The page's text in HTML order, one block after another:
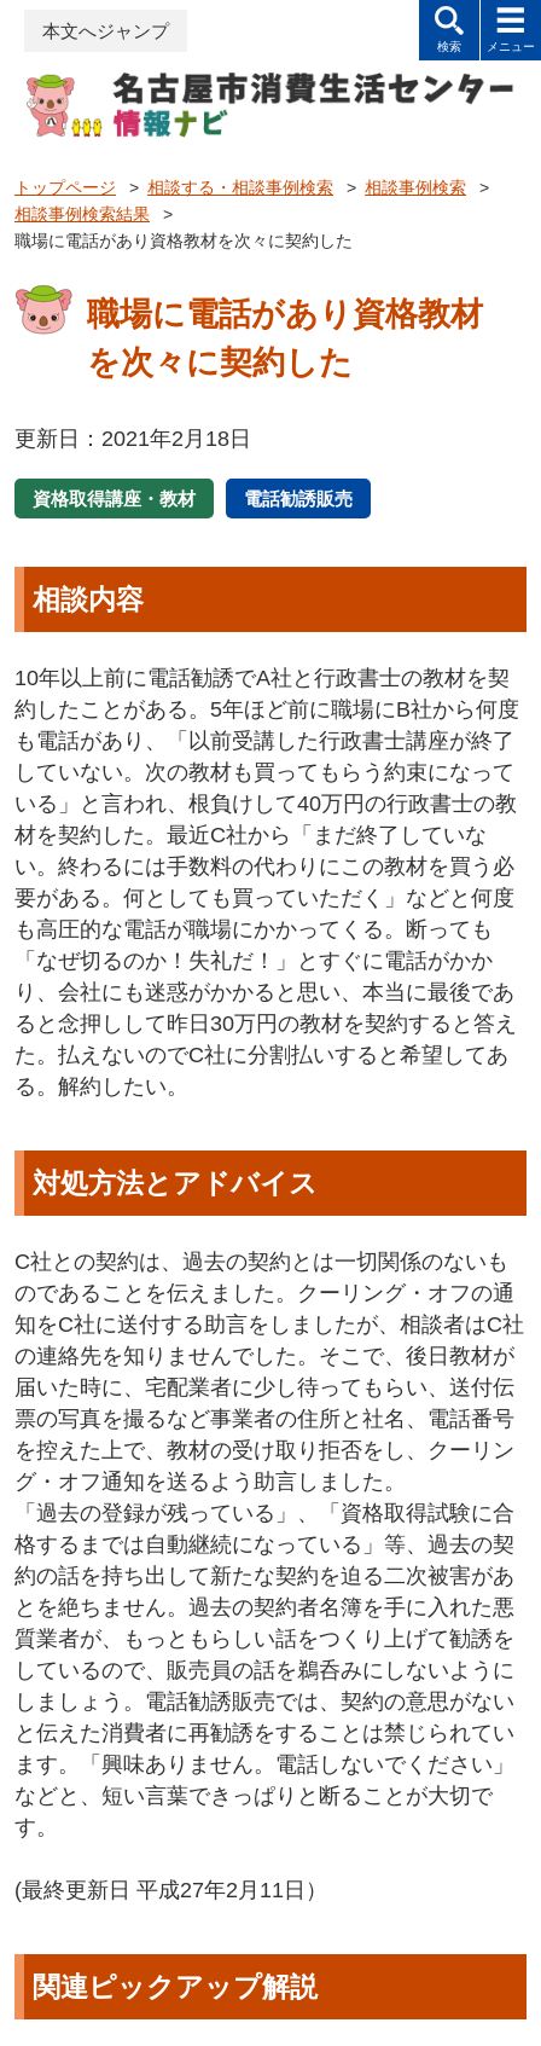
本文へジャンプ
トップページ > 相談する・相談事例検索 > 相談事例検索
>
相談事例検索結果
>
職場に電話があり資格教材を次々に契約した
職場に電話があり資格教材
を次々に契約した
更新日：2021年2月18日
資格取得講座・教材 電話勧誘販売
相談内容
10年以上前に電話勧誘でA社と行政書士の教材を契
約したことがある。5年ほど前に職場にB社から何度
も電話があり、「以前受講した行政書士講座が終了
していない。次の教材も買ってもらう約束になって
いる」と言われ、根負けして40万円の行政書士の教
材を契約した。最近C社から「まだ終了していな
い。終わるには手数料の代わりにこの教材を買う必
要がある。何としても買っていただく」などと何度
も高圧的な電話が職場にかかってくる。断っても
「なぜ切るのか！失礼だ！」とすぐに電話がかか
り、会社にも迷惑がかかると思い、本当に最後であ
ると念押しして昨日30万円の教材を契約すると答え
た。払えないのでC社に分割払いすると希望してあ
る。解約したい。
対処方法とアドバイス
C社との契約は、過去の契約とは一切関係のないも
のであることを伝えました。クーリング・オフの通
知をC社に送付する助言をしましたが、相談者はC社
の連絡先を知りませんでした。そこで、後日教材が
届いた時に、宅配業者に少し待ってもらい、送付伝
票の写真を撮るなど事業者の住所と社名、電話番号
を控えた上で、教材の受け取り拒否をし、クーリン
グ・オフ通知を送るよう助言しました。
「過去の登録が残っている」、「資格取得試験に合
格するまでは自動継続になっている」等、過去の契
約の話を持ち出して新たな契約を迫る二次被害があ
とを絶ちません。過去の契約者名簿を手に入れた悪
質業者が、もっともらしい話をつくり上げて勧誘を
しているので、販売員の話を鵜呑みにしないように
しましょう。電話勧誘販売では、契約の意思がない
と伝えた消費者に再勧誘をすることは禁じられてい
ます。「興味ありません。電話しないでください」
などと、短い言葉できっぱりと断ることが大切で
す。
(最終更新日 平成27年2月11日）
関連ピックアップ解説